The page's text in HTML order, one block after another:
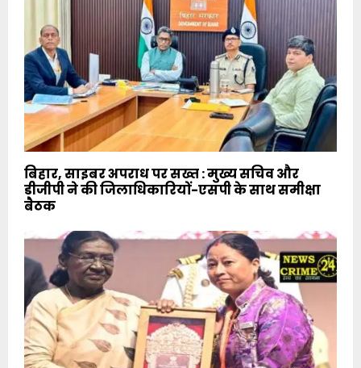
बिहार, साइबर अपराध पर सख्त : मुख्य सचिव और
डीजीपी ने की जिलाधिकारियों-एसपी के साथ समीक्षा
बैठक